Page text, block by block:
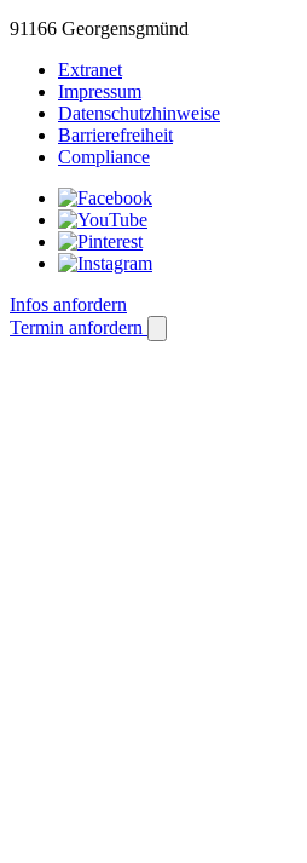
91166 Georgensgmünd
Extranet
Impressum
Datenschutzhinweise
Barrierefreiheit
Compliance
Infos anfordern
Termin anfordern